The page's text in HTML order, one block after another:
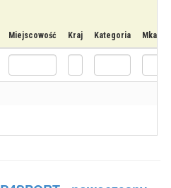
Miejscowość Kraj Kategoria Mkat